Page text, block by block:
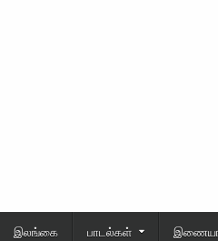
இலங்கை பாடல்கள்